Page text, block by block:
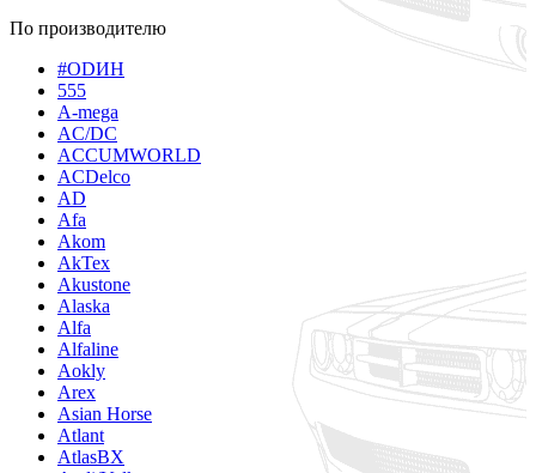
По производителю
#ODИН
555
A-mega
AC/DC
ACCUMWORLD
ACDelco
AD
Afa
Akom
AkTex
Akustone
Alaska
Alfa
Alfaline
Aokly
Arex
Asian Horse
Atlant
AtlasBX